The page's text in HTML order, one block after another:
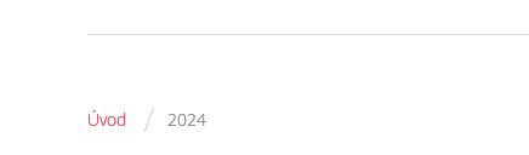
Úvod / 2024